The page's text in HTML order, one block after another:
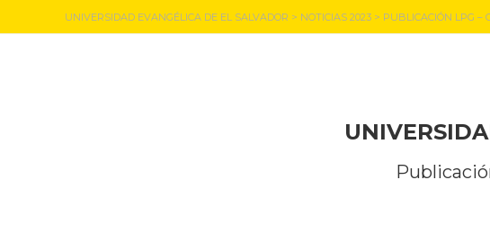
UNIVERSIDAD EVANGÉLICA DE EL SALVADOR > NOTICIAS 2023 > PUBLICACIÓN LPG –